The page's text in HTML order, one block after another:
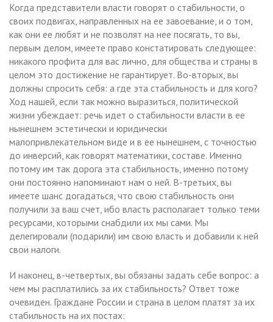
Когда представители власти говорят о стабильности, о
своих подвигах, направленных на ее завоевание, и о том,
как они ее любят и не позволят на нее посягать, то вы,
первым делом, имеете право констатировать следующее:
никакого профита для вас лично, для общества и страны в
целом это достижение не гарантирует. Во-вторых, вы
должны спросить себя: а где эта стабильность и для кого?
Ход нашей, если так можно выразиться, политической
жизни убеждает: речь идет о стабильности власти в ее
нынешнем эстетически и юридически
малопривлекательном виде и в ее нынешнем, с точностью
до инверсий, как говорят математики, составе. Именно
потому им так дорога эта стабильность, именно потому
они постоянно напоминают нам о ней. В-третьих, вы
имеете шанс догадаться, что свою стабильность они
получили за ваш счет, ибо власть располагает только теми
ресурсами, которыми снабдили их мы сами. Мы
делегировали (подарили) им свою власть и добавили к ней
свои налоги.
И наконец, в-четвертых, вы обязаны задать себе вопрос: а
чем мы расплатились за их стабильность? Ответ тоже
очевиден. Граждане России и страна в целом платят за их
стабильность на их постах: